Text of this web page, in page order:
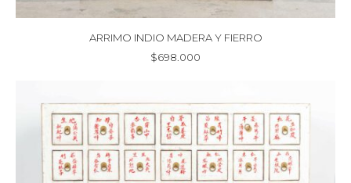
ARRIMO INDIO MADERA Y FIERRO
$698.000